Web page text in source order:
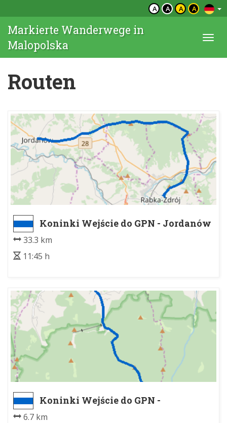
A A A A
Markierte Wanderwege in
Malopolska
Routen
Koninki Wejście do GPN - Jordanów
33.3 km
11:45 h
Koninki Wejście do GPN -
Schronisko PTTK na Turbaczu
6.7 km